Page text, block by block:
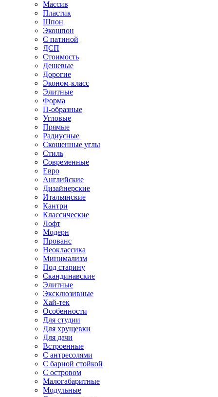
Массив
Пластик
Шпон
Экошпон
С патиной
ДСП
Стоимость
Дешевые
Дорогие
Эконом-класс
Элитные
Форма
П-образные
Угловые
Прямые
Радиусные
Скошенные углы
Стиль
Современные
Евро
Английские
Дизайнерские
Итальянские
Кантри
Классические
Лофт
Модерн
Прованс
Неоклассика
Минимализм
Под старину
Скандинавские
Элитные
Эксклюзивные
Хай-тек
Особенности
Для студии
Для хрущевки
Для дачи
Встроенные
С антресолями
С барной стойкой
С островом
Малогабаритные
Модульные